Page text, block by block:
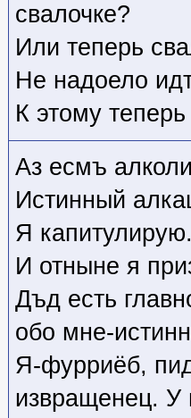
свалочке?
Или теперь
Не надоело
К этому
Аз есмъ
Истинный
Я капитулирую.
И отныне я
Дъд есть
обо мне-
Я-фурриёб,
извращенец. У